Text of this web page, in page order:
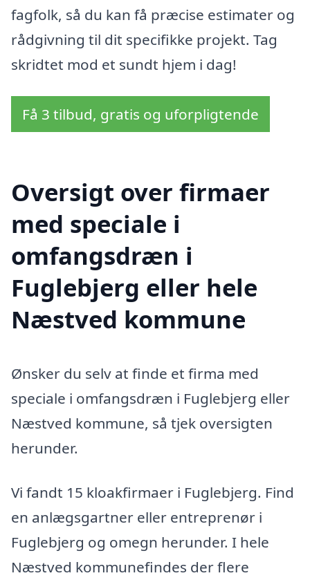
fagfolk, så du kan få præcise estimater og
rådgivning til dit specifikke projekt. Tag
skridtet mod et sundt hjem i dag!
Få 3 tilbud, gratis og uforpligtende
Oversigt over firmaer
med speciale i
omfangsdræn i
Fuglebjerg eller hele
Næstved kommune
Ønsker du selv at finde et firma med
speciale i omfangsdræn i Fuglebjerg eller
Næstved kommune, så tjek oversigten
herunder.
Vi fandt 15 kloakfirmaer i Fuglebjerg. Find
en anlægsgartner eller entreprenør i
Fuglebjerg og omegn herunder. I hele
Næstved kommunefindes der flere